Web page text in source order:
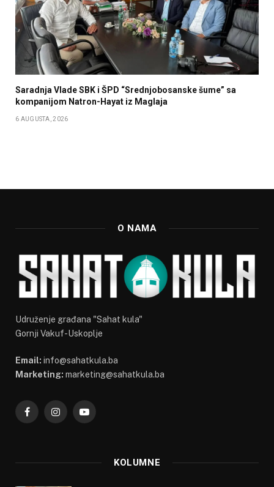
Saradnja Vlade SBK i ŠPD “Srednjobosanske šume” sa
kompanijom Natron-Hayat iz Maglaja
6 AUGUSTA, 2026
O NAMA
Udruženje građana "Sahat kula"
Gornji Vakuf-Uskoplje
Email: info@sahatkula.ba
Marketing: marketing@sahatkula.ba
FacebookInstagramYouTube
KOLUMNE